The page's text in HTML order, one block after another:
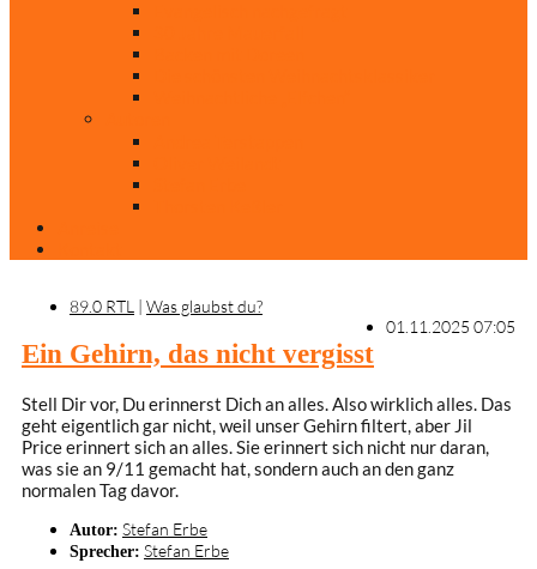
89.0 RTL | Was glaubst du?
01.11.2025 07:05
Ein Gehirn, das nicht vergisst
Stell Dir vor, Du erinnerst Dich an alles. Also wirklich alles. Das
geht eigentlich gar nicht, weil unser Gehirn filtert, aber Jil
Price erinnert sich an alles. Sie erinnert sich nicht nur daran,
was sie an 9/11 gemacht hat, sondern auch an den ganz
normalen Tag davor.
Autor: Stefan Erbe
Sprecher: Stefan Erbe